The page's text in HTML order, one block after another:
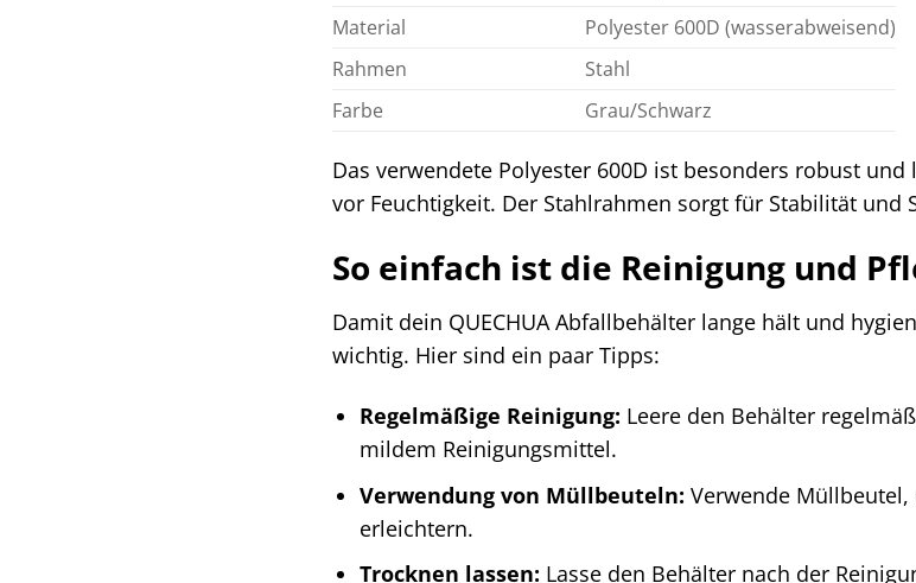
Material
Polyester 600D (wasserabweisend)
Rahmen
Stahl
Farbe
Grau/Schwarz
Das verwendete Polyester 600D ist besonders robust
vor Feuchtigkeit. Der Stahlrahmen sorgt für Stabilität und
So einfach ist die Reinigung und
Damit dein QUECHUA Abfallbehälter lange hält und
wichtig. Hier sind ein paar Tipps:
Regelmäßige Reinigung: Leere den Behälter
mildem Reinigungsmittel.
Verwendung von Müllbeuteln: Verwende
erleichtern.
Trocknen lassen: Lasse den Behälter nach der